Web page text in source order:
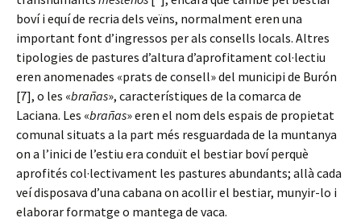
boví i equí de recria dels veïns, normalment eren una
important font d’ingressos per als consells locals. Altres
tipologies de pastures d’altura d’aprofitament col·lectiu
eren anomenades «prats de consell» del municipi de Burón
[7], o les «brañas», característiques de la comarca de
Laciana. Les «brañas» eren el nom dels espais de propietat
comunal situats a la part més resguardada de la muntanya
on a l’inici de l’estiu era conduït el bestiar boví perquè
aprofités col·lectivament les pastures abundants; allà cada
veí disposava d’una cabana on acollir el bestiar, munyir-lo i
elaborar formatge o mantega de vaca.